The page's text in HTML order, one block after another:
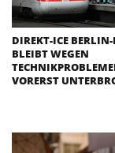
DIREKT-ICE
BLEIBT WEGEN
VORERST